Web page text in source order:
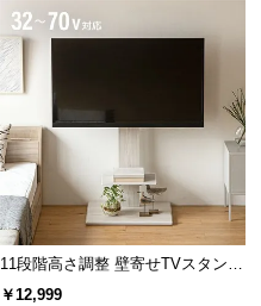
11段階高さ調整 壁寄せTVスタンド
キャスター付き 上下左右角度調節
￥12,999